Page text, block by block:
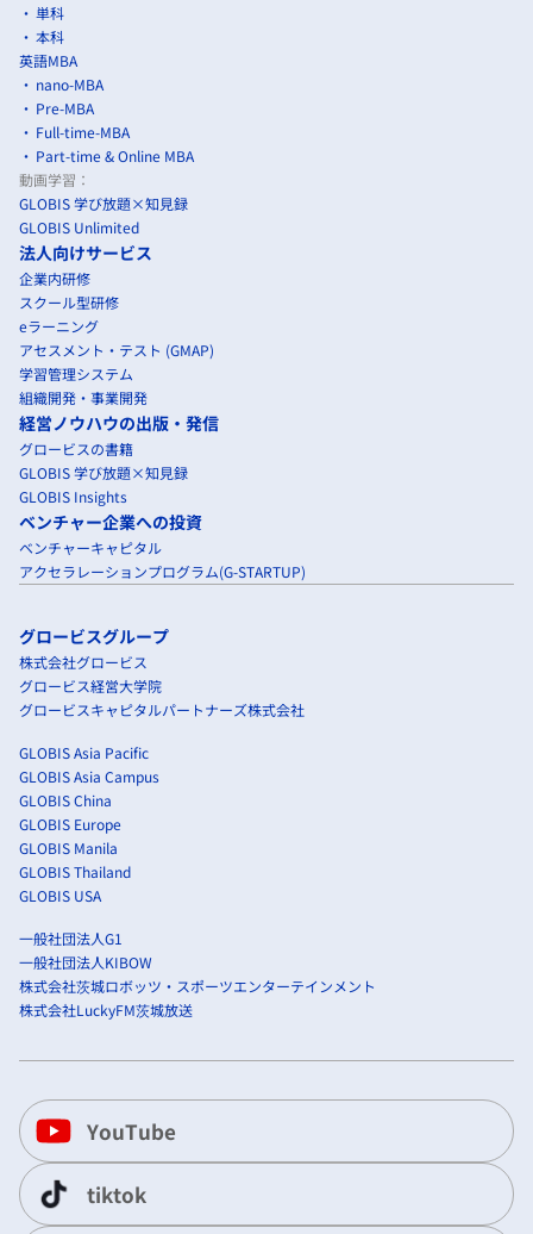
単科
本科
英語MBA
nano-MBA
Pre-MBA
Full-time-MBA
Part-time & Online MBA
動画学習：
GLOBIS 学び放題×知見録
GLOBIS Unlimited
法人向けサービス
企業内研修
スクール型研修
eラーニング
アセスメント・テスト (GMAP)
学習管理システム
組織開発・事業開発
経営ノウハウの出版・発信
グロービスの書籍
GLOBIS 学び放題×知見録
GLOBIS Insights
ベンチャー企業への投資
ベンチャーキャピタル
アクセラレーションプログラム(G-STARTUP)
グロービスグループ
株式会社グロービス
グロービス経営大学院
グロービスキャピタルパートナーズ株式会社
GLOBIS Asia Pacific
GLOBIS Asia Campus
GLOBIS China
GLOBIS Europe
GLOBIS Manila
GLOBIS Thailand
GLOBIS USA
一般社団法人G1
一般社団法人KIBOW
株式会社茨城ロボッツ・スポーツエンターテインメント
株式会社LuckyFM茨城放送
YouTube
tiktok